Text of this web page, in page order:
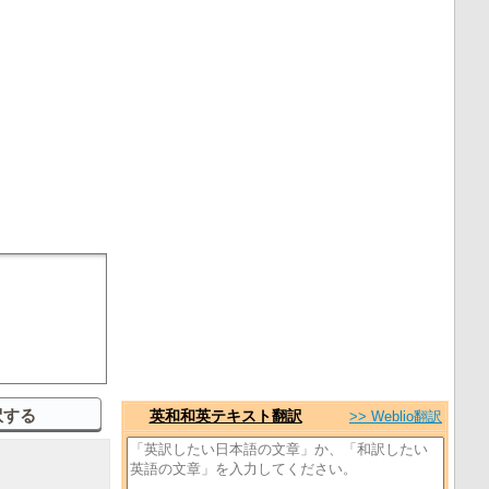
英和和英テキスト翻訳 >> Weblio翻訳